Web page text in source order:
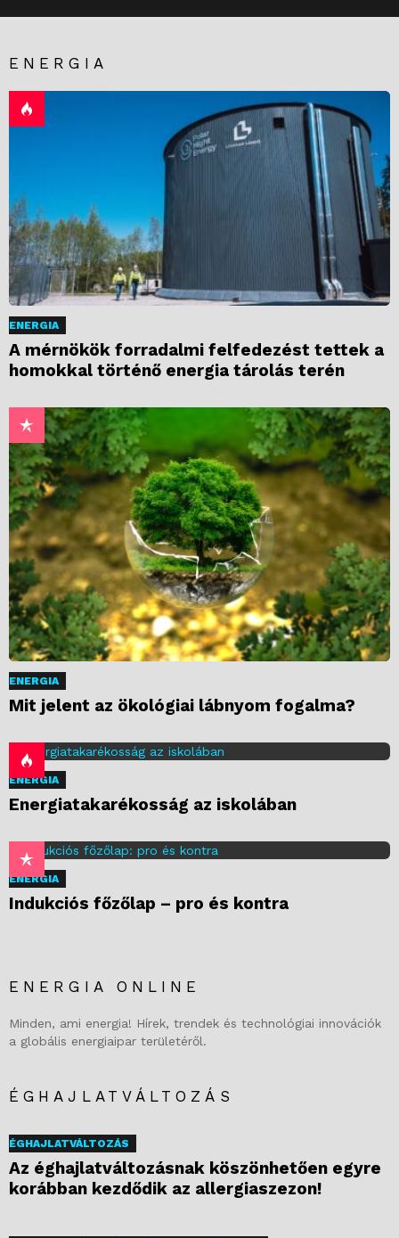
ENERGIA
ENERGIA
A mérnökök forradalmi felfedezést tettek a
homokkal történő energia tárolás terén
ENERGIA
Mit jelent az ökológiai lábnyom fogalma?
ENERGIA
Energiatakarékosság az iskolában
ENERGIA
Indukciós főzőlap – pro és kontra
ENERGIA ONLINE
Minden, ami energia! Hírek, trendek és technológiai innovációk
a globális energiaipar területéről.
ÉGHAJLATVÁLTOZÁS
ÉGHAJLATVÁLTOZÁS
Az éghajlatváltozásnak köszönhetően egyre
korábban kezdődik az allergiaszezon!